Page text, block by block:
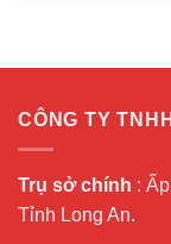
CÔNG TY
Trụ sở chính :
Tỉnh Long An.